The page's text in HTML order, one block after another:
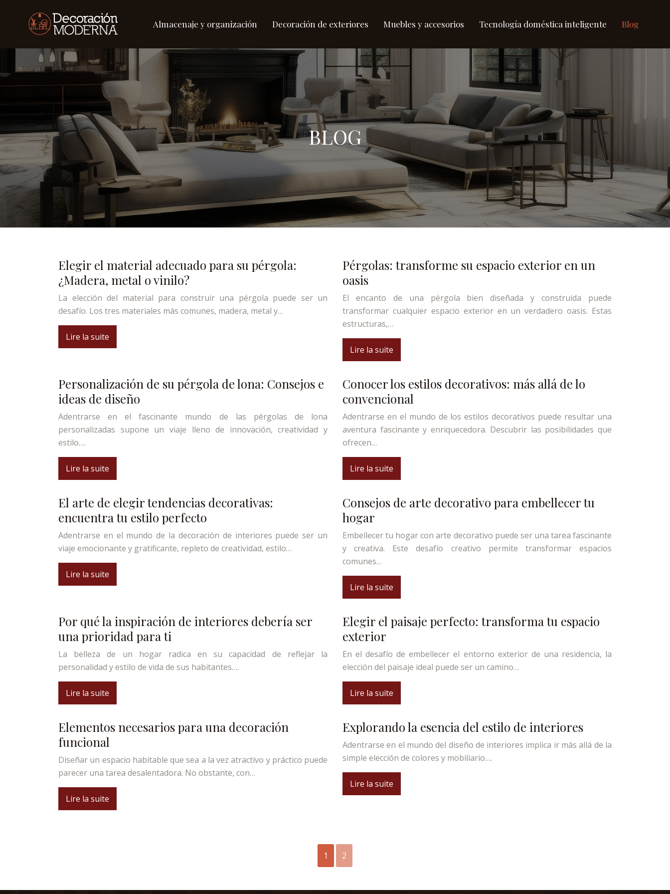
Almacenaje y organización Decoración de exteriores Muebles y accesorios Tecnología doméstica inteligente Blog
BLOG
Elegir el material adecuado para su pérgola:
¿Madera, metal o vinilo?
La elección del material para construir una pérgola puede ser un
desafío. Los tres materiales más comunes, madera, metal y…
Lire la suite
Pérgolas: transforme su espacio exterior en un
oasis
El encanto de una pérgola bien diseñada y construida puede
transformar cualquier espacio exterior en un verdadero oasis. Estas
estructuras,…
Lire la suite
Personalización de su pérgola de lona: Consejos e
ideas de diseño
Adentrarse en el fascinante mundo de las pérgolas de lona
personalizadas supone un viaje lleno de innovación, creatividad y
estilo….
Lire la suite
Conocer los estilos decorativos: más allá de lo
convencional
Adentrarse en el mundo de los estilos decorativos puede resultar una
aventura fascinante y enriquecedora. Descubrir las posibilidades que
ofrecen…
Lire la suite
El arte de elegir tendencias decorativas:
encuentra tu estilo perfecto
Adentrarse en el mundo de la decoración de interiores puede ser un
viaje emocionante y gratificante, repleto de creatividad, estilo…
Lire la suite
Consejos de arte decorativo para embellecer tu
hogar
Embellecer tu hogar con arte decorativo puede ser una tarea fascinante
y creativa. Este desafío creativo permite transformar espacios
comunes…
Lire la suite
Por qué la inspiración de interiores debería ser
una prioridad para ti
La belleza de un hogar radica en su capacidad de reflejar la
personalidad y estilo de vida de sus habitantes….
Lire la suite
Elegir el paisaje perfecto: transforma tu espacio
exterior
En el desafío de embellecer el entorno exterior de una residencia, la
elección del paisaje ideal puede ser un camino…
Lire la suite
Elementos necesarios para una decoración
funcional
Diseñar un espacio habitable que sea a la vez atractivo y práctico puede
parecer una tarea desalentadora. No obstante, con…
Lire la suite
Explorando la esencia del estilo de interiores
Adentrarse en el mundo del diseño de interiores implica ir más allá de la
simple elección de colores y mobiliario….
Lire la suite
1 2